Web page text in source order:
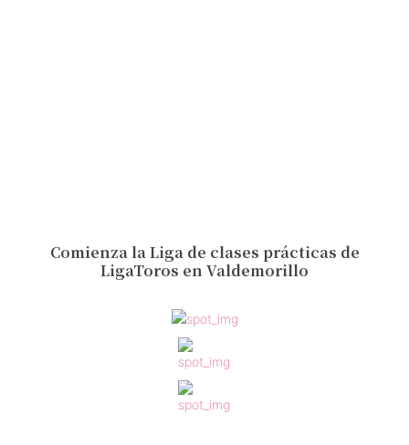
Comienza la Liga de clases prácticas de
LigaToros en Valdemorillo